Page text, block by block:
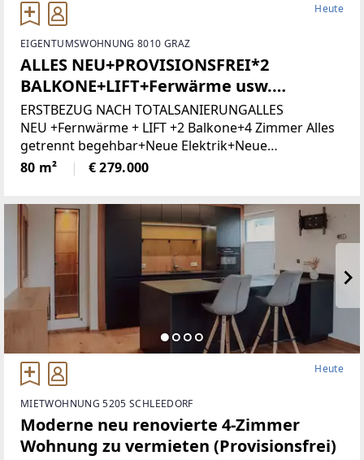
Heute
EIGENTUMSWOHNUNG 8010 GRAZ
ALLES NEU+PROVISIONSFREI*2
BALKONE+LIFT+Ferwärme usw.
(Provisionsfrei)
ERSTBEZUG NACH TOTALSANIERUNGALLES
NEU +Fernwärme + LIFT +2 Balkone+4 Zimmer Alles
getrennt begehbar+Neue Elektrik+Neue
Türen+Neues Bad+Neuer Parkett+Neue
80 m² € 279.000
Heute
MIETWOHNUNG 5205 SCHLEEDORF
Moderne neu renovierte 4-Zimmer
Wohnung zu vermieten (Provisionsfrei)